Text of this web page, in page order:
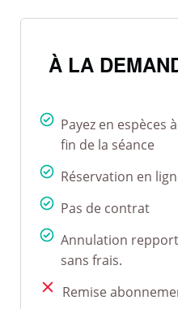
À LA
Payez en espèces
fin de la séance
Réservation en
Pas de contrat
Annulation repport
sans frais.
Remise